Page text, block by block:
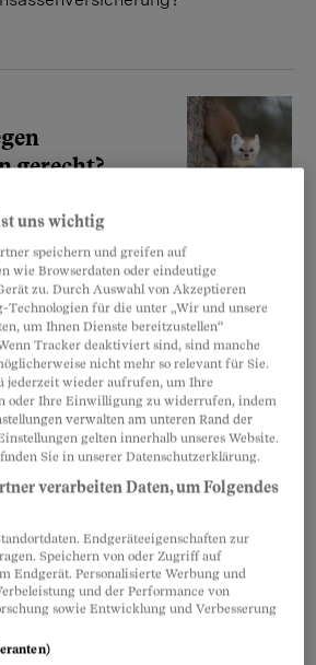
gerecht?
Auto.
Schäden keine Schuld trifft, will
meine Police kündigen. Ist das
bald aus. Eine
sagt uns, wir bräuchten
Eine andere sagt das
wir nun eine?
uns wichtig
speichern und greifen auf
wie Browserdaten oder eindeutige
zu. Durch Auswahl von Akzeptieren
für die unter „Wir und unsere
um Ihnen Dienste bereitzustellen“
Tracker deaktiviert sind, sind manche
nicht mehr so relevant für Sie.
jederzeit wieder aufrufen, um Ihre
oder Ihre Einwilligung zu widerrufen, indem
verwalten am unteren Rand der
gelten innerhalb unseres Website.
Sie in unserer Datenschutzerklärung.
verarbeiten Daten, um Folgendes
Endgeräteeigenschaften zur
Speichern von oder Zugriff auf
Endgerät. Personalisierte Werbung und
und der Performance von
sowie Entwicklung und Verbesserung